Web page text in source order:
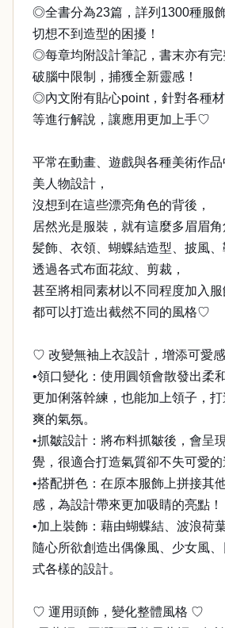
◎全書分為23篇，詳列1300種服
切想不到造型的困擾！
◎每章均附設計筆記，書末亦有完
破腦中限制，捕獲全新靈感！
◎內文附有貼心point，針對各種
等進行解說，讓應用更加上手♡
平常在動畫、遊戲與各種美術作
美人物設計，
沒想到在這些漂亮角色的背後，
居然光是服裝，就有這麼多眉眉角
髪飾、衣領、蝴蝶結造型、披風
透過各式布面花紋、剪裁，
甚至將相同素材以不同程度加入服
都可以打造出截然不同的風格♡
♡ 改變無袖上衣設計，增添可愛
•領口變化：使用圓領會散發出柔
更加俐落幹練，也能加上領子，
爽的氣氛。
•抓皺設計：將布料抓皺後，會呈
覺，很適合打造氣質卻不失可愛的
•搭配拼色：在原本服飾上拼接其
感，為設計帶來更加吸睛的亮點！
•加上裝飾：藉由蝴蝶結、波浪荷
隨心所欲創造出偶像風、少女風
式各樣的設計。
♡ 運用頭飾，變化整體風格 ♡